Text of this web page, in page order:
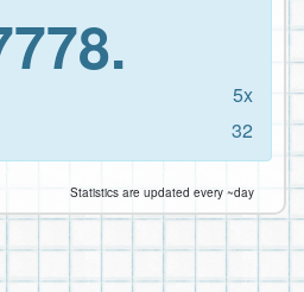
5x
32
Statistics are updated every ~day